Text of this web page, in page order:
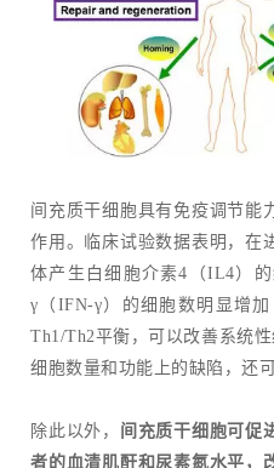
间充质干细胞具有免疫调节能
作用。临床试验数据表明，在
体产生白细胞介素4（IL4）
γ（IFN-γ）的细胞数明显增
Th1/Th2平衡，可以改善系统
细胞数量和功能上的缺陷，还
除此以外， 间充质干细胞可促
者的血清肌酐和尿素氮水平，